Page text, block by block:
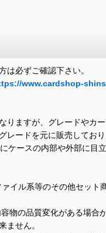
は必ずご確認下さい。
www.cardshop-
ますが、グレードやカ
レードを元に販売してお
ケースの内部や外部に目
イル系等のその他セット
物の品質変化がある場合
ません。